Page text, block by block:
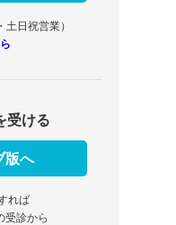
日祝営業）
受ける
版へ
れば
受診から